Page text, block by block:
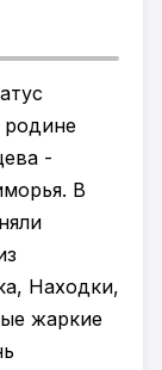
родине
-
В
Находки,
жаркие